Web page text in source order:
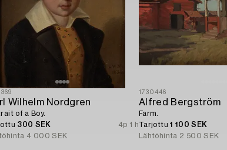
Wilhelm Nordgren
of a Boy.
300 SEK
4p 1 h
4 000 SEK
1730446
Alfred Bergström
Farm.
Tarjottu1 100 SEK
Lähtöhinta 2 500 SEK